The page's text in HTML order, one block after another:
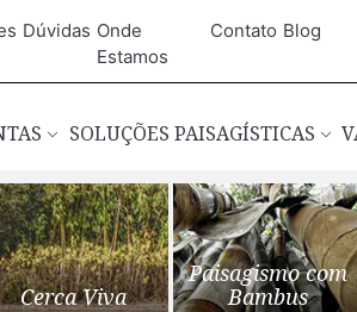
Dúvidas Onde
Estamos
Contato Blog
SOLUÇÕES PAISAGÍSTICAS
Cerca Viva
Paisagismo com
Bambus